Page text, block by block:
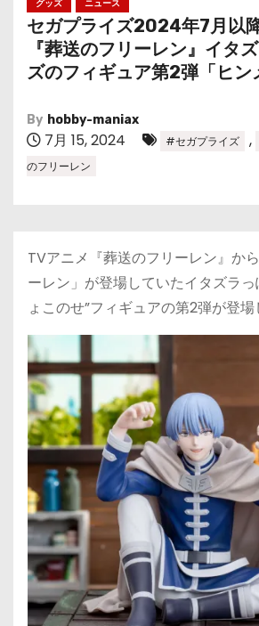
グッズ ニュース
セガプライズ2024年7月以
『葬送のフリーレン』イタ
ズのフィギュア第2弾「ヒン
By hobby-maniax
7月 15, 2024 #セガプライズ ,
のフリーレン
TVアニメ『葬送のフリーレン』か
ーレン」が登場していたイタズラっ
ょこのせ”フィギュアの第2弾が登場